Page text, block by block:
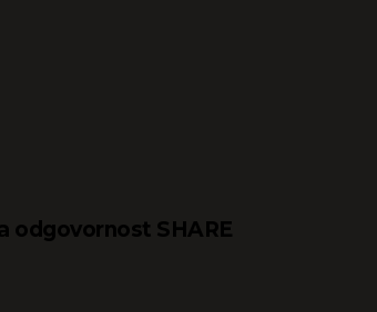
odgovornost SHARE